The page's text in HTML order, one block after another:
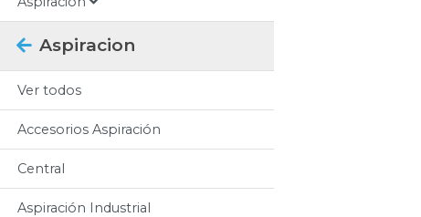
Aspiracion
Ver todos
Accesorios Aspiración
Central
Aspiración Industrial